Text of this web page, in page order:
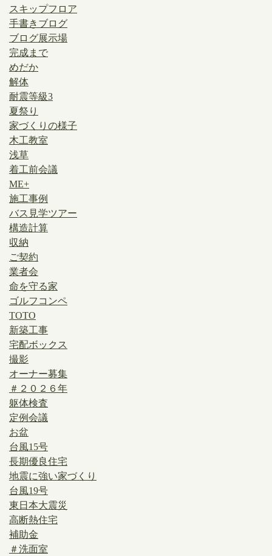
スキップフロア
手書きブログ
ブログ展示場
完成まで
めだか
解体
耐震等級3
夏祭り
家づくりの様子
木工教室
浅草
着工前会議
ME+
施工事例
バス見学ツアー
構造計算
収納
ご契約
業者会
命を守る家
ゴルフコンペ
TOTO
新築工事
宅配ボックス
撮影
オーナー募集
＃２０２６年
躯体検査
定例会議
お盆
台風15号
長期優良住宅
地震に強い家づくり
台風19号
東日本大震災
高断熱住宅
補助金
＃洗面室